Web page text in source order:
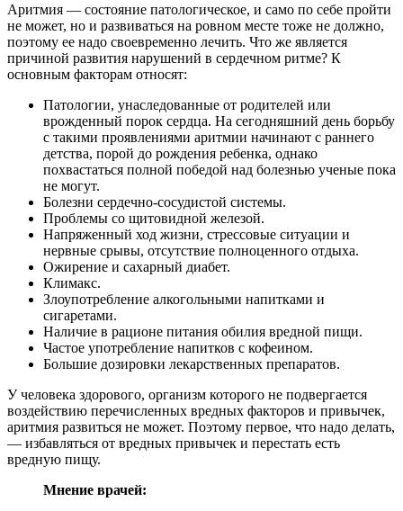
Аритмия — состояние патологическое, и само по себе пройти
не может, но и развиваться на ровном месте тоже не должно,
поэтому ее надо своевременно лечить. Что же является
причиной развития нарушений в сердечном ритме? К
основным факторам относят:
Патологии, унаследованные от родителей или
врожденный порок сердца. На сегодняшний день борьбу
с такими проявлениями аритмии начинают с раннего
детства, порой до рождения ребенка, однако
похвастаться полной победой над болезнью ученые пока
не могут.
Болезни сердечно-сосудистой системы.
Проблемы со щитовидной железой.
Напряженный ход жизни, стрессовые ситуации и
нервные срывы, отсутствие полноценного отдыха.
Ожирение и сахарный диабет.
Климакс.
Злоупотребление алкогольными напитками и
сигаретами.
Наличие в рационе питания обилия вредной пищи.
Частое употребление напитков с кофеином.
Большие дозировки лекарственных препаратов.
У человека здорового, организм которого не подвергается
воздействию перечисленных вредных факторов и привычек,
аритмия развиться не может. Поэтому первое, что надо делать,
— избавляться от вредных привычек и перестать есть
вредную пищу.
Мнение врачей: